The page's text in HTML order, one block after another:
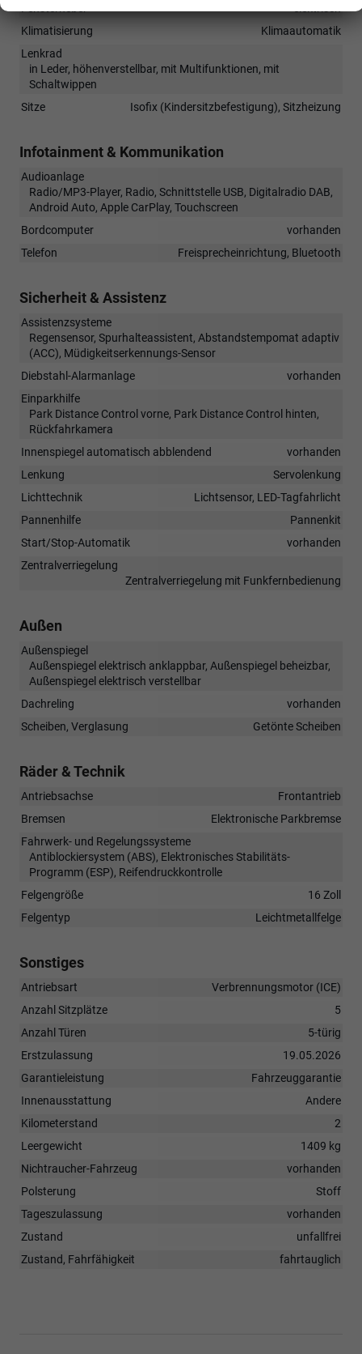
Klimatisierung
Klimaautomatik
Lenkrad
in Leder, höhenverstellbar, mit Multifunktionen, mit
Schaltwippen
Sitze
Isofix (Kindersitzbefestigung), Sitzheizung
Infotainment & Kommunikation
Audioanlage
Radio/MP3-Player, Radio, Schnittstelle USB, Digitalradio DAB,
Android Auto, Apple CarPlay, Touchscreen
Bordcomputer
vorhanden
Telefon
Freisprecheinrichtung, Bluetooth
Sicherheit & Assistenz
Assistenzsysteme
Regensensor, Spurhalteassistent, Abstandstempomat adaptiv
(ACC), Müdigkeitserkennungs-Sensor
Diebstahl-Alarmanlage
vorhanden
Einparkhilfe
Park Distance Control vorne, Park Distance Control hinten,
Rückfahrkamera
Innenspiegel automatisch abblendend
vorhanden
Lenkung
Servolenkung
Lichttechnik
Lichtsensor, LED-Tagfahrlicht
Pannenhilfe
Pannenkit
Start/Stop-Automatik
vorhanden
Zentralverriegelung
Zentralverriegelung mit Funkfernbedienung
Außen
Außenspiegel
Außenspiegel elektrisch anklappbar, Außenspiegel beheizbar,
Außenspiegel elektrisch verstellbar
Dachreling
vorhanden
Scheiben, Verglasung
Getönte Scheiben
Räder & Technik
Antriebsachse
Frontantrieb
Bremsen
Elektronische Parkbremse
Fahrwerk- und Regelungssysteme
Antiblockiersystem (ABS), Elektronisches Stabilitäts-
Programm (ESP), Reifendruckkontrolle
Felgengröße
16 Zoll
Felgentyp
Leichtmetallfelge
Sonstiges
Antriebsart
Verbrennungsmotor (ICE)
Anzahl Sitzplätze
5
Anzahl Türen
5-türig
Erstzulassung
19.05.2026
Garantieleistung
Fahrzeuggarantie
Innenausstattung
Andere
Kilometerstand
2
Leergewicht
1409 kg
Nichtraucher-Fahrzeug
vorhanden
Polsterung
Stoff
Tageszulassung
vorhanden
Zustand
unfallfrei
Zustand, Fahrfähigkeit
fahrtauglich